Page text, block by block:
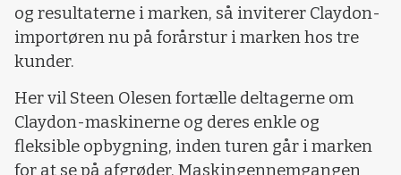
og resultaterne i marken, så inviterer Claydon-
importøren nu på forårstur i marken hos tre
kunder.
Her vil Steen Olesen fortælle deltagerne om
Claydon-maskinerne og deres enkle og
fleksible opbygning, inden turen går i marken
for at se på afgrøder. Maskingennemgangen